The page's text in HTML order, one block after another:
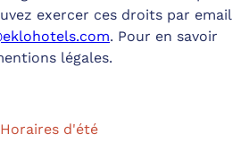
exercer ces droits par email
. Pour en savoir
légales.
Horaires d'été